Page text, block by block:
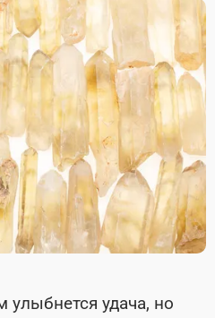
удача, но